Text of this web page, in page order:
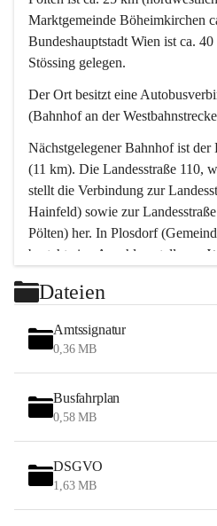
Marktgemeinde Böheimkirchen
Bundeshauptstadt Wien ist ca.
Stössing gelegen.
Der Ort besitzt eine
(Bahnhof an der
Nächstgelegener Bahnhof ist
(11 km). Die Landesstraße 110,
stellt die Verbindung zur
Hainfeld) sowie zur
Pölten) her. In Plosdorf
besteht eine Anschlussstelle zur
Wien erreicht man in ca. 45
Stössing zählt noch zum
zum Naherholungsraum St.
„ihre Wiener“. Seit 1960 bauten
Wochenendhäuser im
waldreichen Jagdgebietes haben
Das Wandern ist aus touristischer
Tätigkeit. Das hügelige Gebiet
Wiesen, Wälder und
Dateien
Amtssignatur
0,36 MB
Busfahrplan
0,58 MB
DSGVO
1,63 MB